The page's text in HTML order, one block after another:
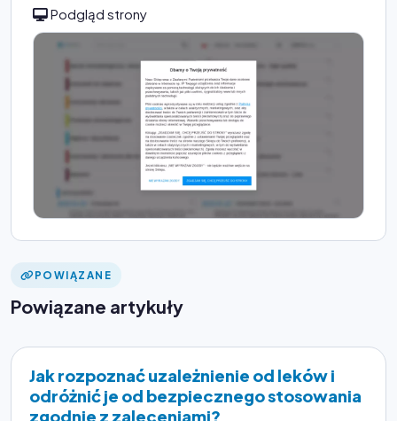
Podgląd strony
POWIĄZANE
Powiązane artykuły
Jak rozpoznać uzależnienie od leków i
odróżnić je od bezpiecznego stosowania
zgodnie z zaleceniami?